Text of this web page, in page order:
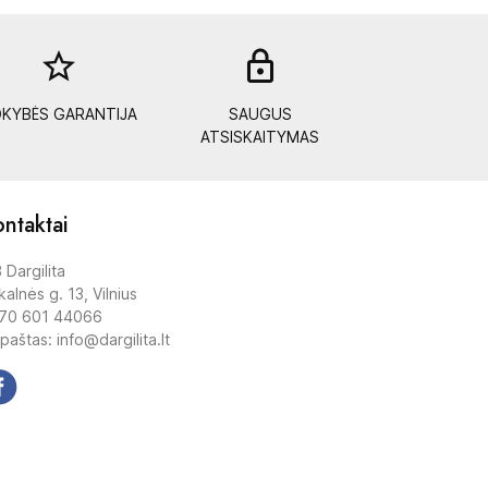
star_border
GARANTIJA
SAUGUS
ATSISKAITYMAS
Dargilita
g. 13, Vilnius
601 44066
info@dargilita.lt